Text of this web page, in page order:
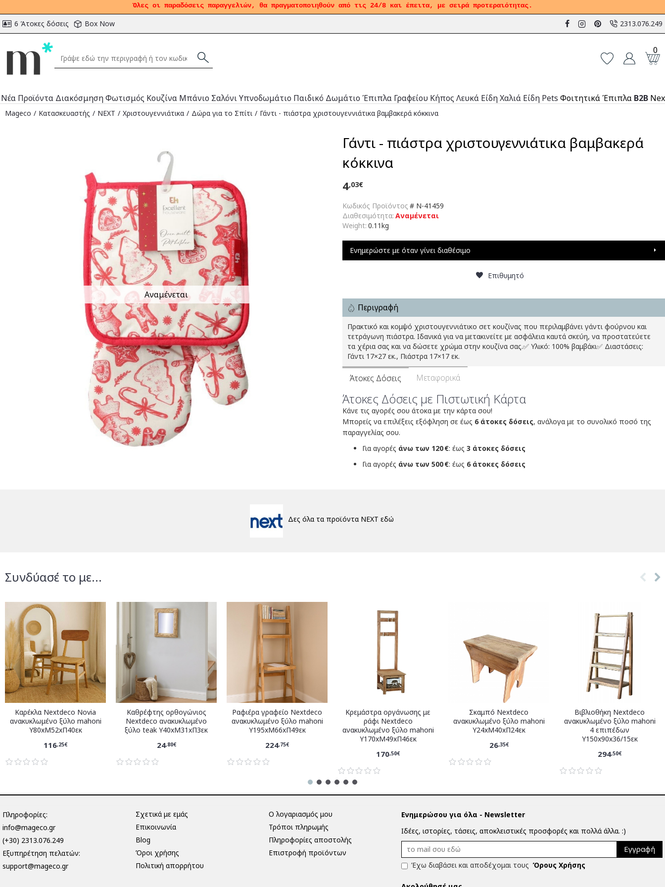
Όλες οι παραδόσεις παραγγελιών, θα πραγματοποιηθούν από τις 24/8 και έπειτα, με σειρά προτεραιότητας.
6 Άτοκες δόσεις Box Now 2313.076.249
0
Νέα Προϊόντα ΔιακόσμησηΦωτισμός Κουζίνα Μπάνιο ΣαλόνιΥπνοδωμάτιο Παιδικό Δωμάτιο Έπιπλα Γραφείου Κήπος Λευκά ΕίδηΧαλιά Είδη Pets Φοιτητικά Έπιπλα B2B
Mageco Κατασκευαστής NEXT Χριστουγεννιάτικα Δώρα για το Σπίτι Γάντι - πιάστρα χριστουγεννιάτικα βαμβακερά κόκκινα
Αναμένεται
Γάντι - πιάστρα χριστουγεννιάτικα βαμβακερά
κόκκινα
Κωδικός Προϊόντος # N-41459
Διαθεσιμότητα: Αναμένεται
Weight: 0.11kg
4,03€
Ενημερώστε με όταν γίνει διαθέσιμο
Επιθυμητό
Περιγραφή
Πρακτικό και κομψό χριστουγεννιάτικο σετ κουζίνας που περιλαμβάνει γάντι φούρνου και
τετράγωνη πιάστρα. Ιδανικά για να μετακινείτε με ασφάλεια καυτά σκεύη, να προστατεύετε
τα χέρια σας και να δώσετε χρώμα στην κουζίνα σας.✅ Υλικό: 100% βαμβάκι✅ Διαστάσεις:
Γάντι 17×27 εκ., Πιάστρα 17×17 εκ.
Άτοκες Δόσεις Μεταφορικά
Άτοκες Δόσεις με Πιστωτική Κάρτα
Κάνε τις αγορές σου άτοκα με την κάρτα σου!
Μπορείς να επιλέξεις εξόφληση σε έως 6 άτοκες δόσεις, ανάλογα με το συνολικό ποσό της
παραγγελίας σου.
Για αγορές άνω των 120 €: έως 3 άτοκες δόσεις
Για αγορές άνω των 500 €: έως 6 άτοκες δόσεις
Δες όλα τα προϊόντα NEXT εδώ
Συνδύασέ το με...
Καρέκλα Nextdeco Novia
ανακυκλωμένο ξύλο mahoni
Υ80xM52xΠ40εκ
116,25€
Καθρέφτης ορθογώνιος
Nextdeco ανακυκλωμένο
ξύλο teak Υ40xM31xΠ3εκ
24,80€
Ραφιέρα γραφείο Nextdeco
ανακυκλωμένο ξύλο mahoni
Υ195xM66xΠ49εκ
224,75€
Κρεμάστρα οργάνωσης με
ράφι Nextdeco
ανακυκλωμένο ξύλο mahoni
Υ170xM49xΠ46εκ
170,50€
Σκαμπό Nextdeco
ανακυκλωμένο ξύλο mahoni
Υ24xM40xΠ24εκ
26,35€
Βιβλιοθήκη Nextdeco
ανακυκλωμένο ξύλο mahoni
4 επιπέδων
Υ150x90x36/15εκ
294,50€
Πληροφορίες:
info@mageco.gr
(+30) 2313.076.249
Eξυπηρέτηση πελατών:
support@mageco.gr
Σχετικά με εμάς
Επικοινωνία
Blog
Όροι χρήσης
Πολιτική απορρήτου
Ο λογαριασμός μου
Τρόποι πληρωμής
Πληροφορίες αποστολής
Επιστροφή προϊόντων
Ενημερώσου για όλα - Newsletter
Ιδέες, ιστορίες, τάσεις, αποκλειστικές προσφορές και πολλά άλλα. :)
Εγγραφή
Έχω διαβάσει και αποδέχομαι τους Όρους Χρήσης